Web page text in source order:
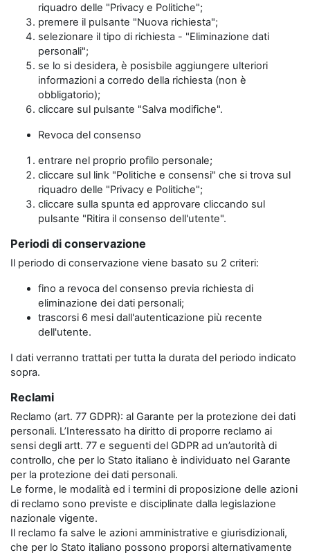
riquadro delle "Privacy e Politiche";
premere il pulsante "Nuova richiesta";
selezionare il tipo di richiesta - "Eliminazione dati
personali";
se lo si desidera, è posisbile aggiungere ulteriori
informazioni a corredo della richiesta (non è
obbligatorio);
cliccare sul pulsante "Salva modifiche".
Revoca del consenso
entrare nel proprio profilo personale;
cliccare sul link "Politiche e consensi" che si trova sul
riquadro delle "Privacy e Politiche";
cliccare sulla spunta ed approvare cliccando sul
pulsante "Ritira il consenso dell'utente".
Periodi di conservazione
Il periodo di conservazione viene basato su 2 criteri:
fino a revoca del consenso previa richiesta di
eliminazione dei dati personali;
trascorsi 6 mesi dall'autenticazione più recente
dell'utente.
I dati verranno trattati per tutta la durata del periodo indicato
sopra.
Reclami
Reclamo (art. 77 GDPR): al Garante per la protezione dei dati
personali. L’Interessato ha diritto di proporre reclamo ai
sensi degli artt. 77 e seguenti del GDPR ad un’autorità di
controllo, che per lo Stato italiano è individuato nel Garante
per la protezione dei dati personali.
Le forme, le modalità ed i termini di proposizione delle azioni
di reclamo sono previste e disciplinate dalla legislazione
nazionale vigente.
Il reclamo fa salve le azioni amministrative e giurisdizionali,
che per lo Stato italiano possono proporsi alternativamente